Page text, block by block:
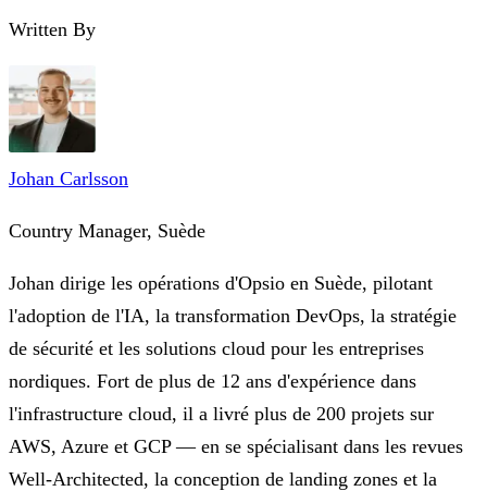
Written By
Johan Carlsson
Country Manager, Suède
Johan dirige les opérations d'Opsio en Suède, pilotant
l'adoption de l'IA, la transformation DevOps, la stratégie
de sécurité et les solutions cloud pour les entreprises
nordiques. Fort de plus de 12 ans d'expérience dans
l'infrastructure cloud, il a livré plus de 200 projets sur
AWS, Azure et GCP — en se spécialisant dans les revues
Well-Architected, la conception de landing zones et la